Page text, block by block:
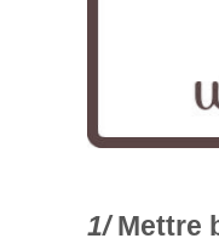
Mettre